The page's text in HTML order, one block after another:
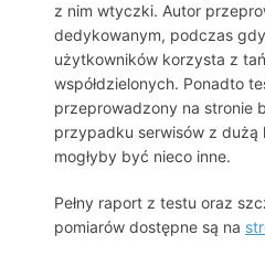
z nim wtyczki. Autor
dedykowanym, podczas
użytkowników korzysta z
współdzielonych. Ponadto
przeprowadzony na stronie
przypadku serwisów z dużą
mogłyby być nieco inne.
Pełny raport z testu oraz
pomiarów dostępne są na